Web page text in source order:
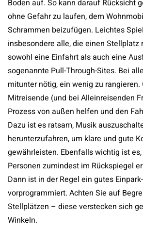
Boden auf. So kann darauf Rücksicht
ohne Gefahr zu laufen, dem
Schrammen beizufügen. Leichtes
insbesondere alle, die einen Stellplatz
sowohl eine Einfahrt als auch eine
sogenannte Pull-Through-Sites. Bei
mitunter nötig, ein wenig zu
Mitreisende (und bei Alleinreisenden
Prozess von außen helfen und den
Dazu ist es ratsam, Musik
herunterzufahren, um klare und gute
gewährleisten. Ebenfalls wichtig ist
Personen zumindest im Rückspiegel
Dann ist in der Regel ein gutes
vorprogrammiert. Achten Sie auf
Stellplätzen – diese verstecken sich
Winkeln.